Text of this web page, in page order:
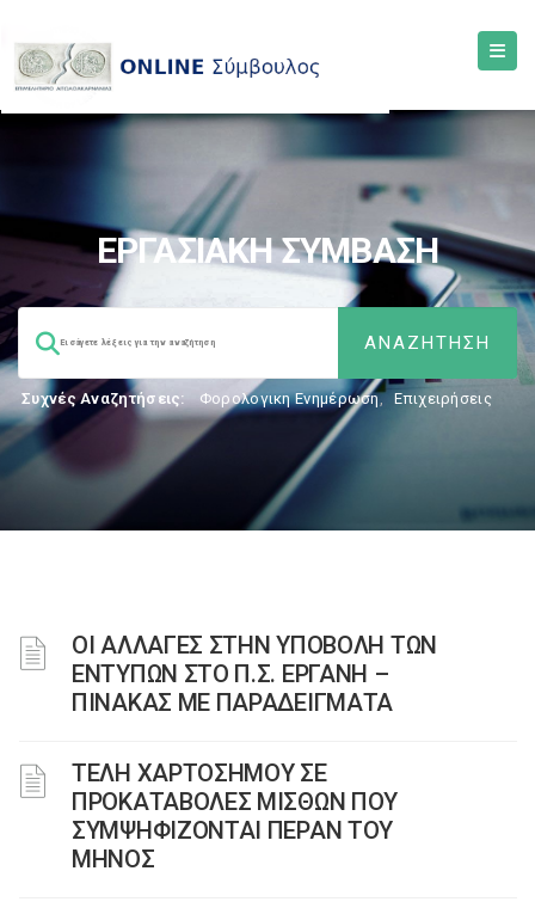
ΕΡΓΑΣΙΑΚΗ ΣΥΜΒΑΣΗ
Συχνές Αναζητήσεις: Φορολογικη Ενημέρωση, Επιχειρήσεις
ΟΙ ΑΛΛΑΓΕΣ ΣΤΗΝ ΥΠΟΒΟΛΗ ΤΩΝ
ΕΝΤΥΠΩΝ ΣΤΟ Π.Σ. ΕΡΓΑΝΗ –
ΠΙΝΑΚΑΣ ΜΕ ΠΑΡΑΔΕΙΓΜΑΤΑ
ΤΕΛΗ ΧΑΡΤΟΣΗΜΟΥ ΣΕ
ΠΡΟΚΑΤΑΒΟΛΕΣ ΜΙΣΘΩΝ ΠΟΥ
ΣΥΜΨΗΦΙΖΟΝΤΑΙ ΠΕΡΑΝ ΤΟΥ
ΜΗΝΟΣ